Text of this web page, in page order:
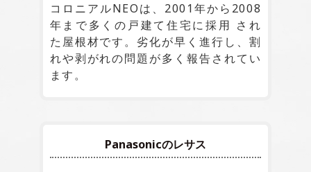
コロニアルNEOは、2001年から2008
年まで多くの戸建て住宅に採用 され
た屋根材です。劣化が早く進行し、割
れや剥がれの問題が多く報告されてい
ます。
Panasonicのレサス